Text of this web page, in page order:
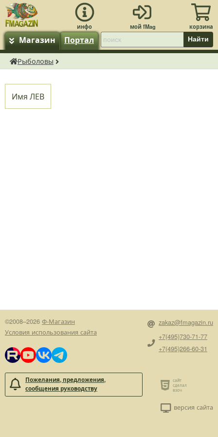
Магазин Портал Найти
fMagazin.ru
Рыболовы
Имя ЛЕВ
©2008–2026 Ф-Магазин
Условия использования сайта
Пожелания, предложения,
сообщения руководству
zakaz@fmagazin.ru
+7(495)730-71-77
+7(495)266-60-31
версия сайта